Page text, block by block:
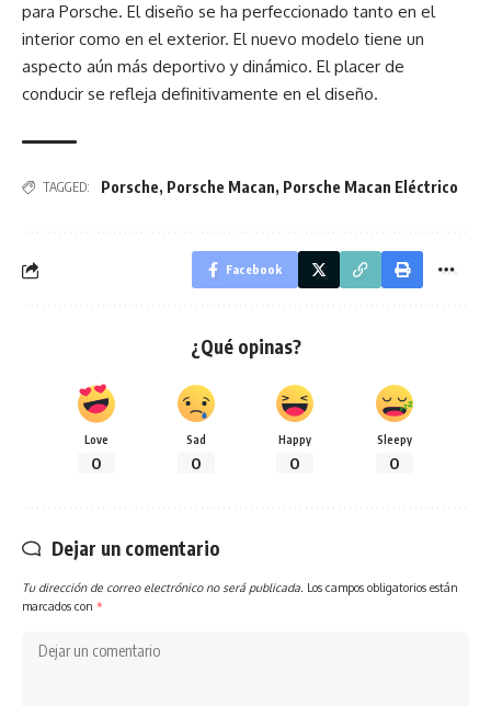
para Porsche. El diseño se ha perfeccionado tanto en el
interior como en el exterior. El nuevo modelo tiene un
aspecto aún más deportivo y dinámico. El placer de
conducir se refleja definitivamente en el diseño.
TAGGED: Porsche, Porsche Macan, Porsche Macan Eléctrico
Facebook
¿Qué opinas?
Love
0
Sad
0
Happy
0
Sleepy
0
Dejar un comentario
Tu dirección de correo electrónico no será publicada. Los campos obligatorios están
marcados con *